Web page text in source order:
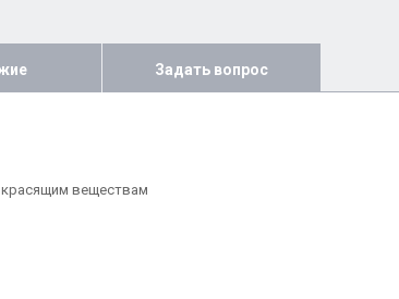
Задать вопрос
красящим веществам